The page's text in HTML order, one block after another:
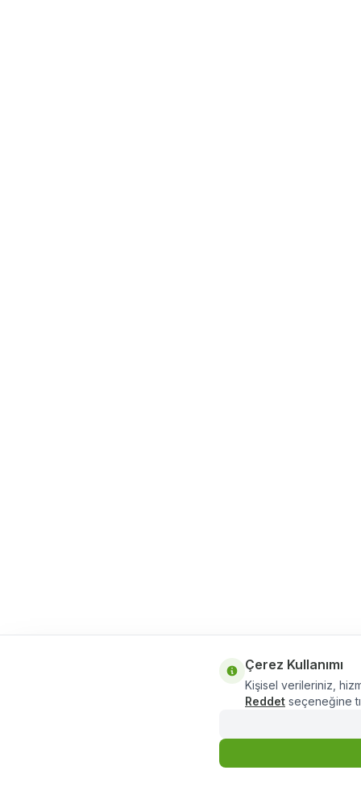
Çerez Kullanımı
Kişisel verileriniz,
Reddet seçeneğine